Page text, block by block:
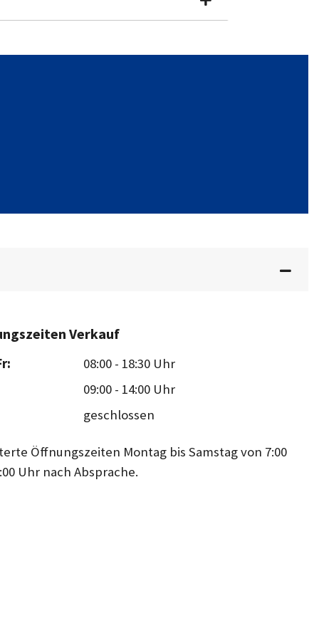
Verkauf
08:00- 18:30 Uhr
09:00- 14:00 Uhr
geschlossen
Öffnungszeiten Montag bis Samstag von 7:00
Uhr nach Absprache.